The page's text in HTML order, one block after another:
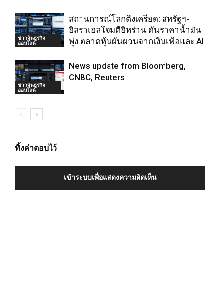
ข่าวหุ้นธุรกิจ
ออนไลน์
สถานการณ์โลกตึงเครียด: สหรัฐฯ-
อิสราเอลโจมตีอิหร่าน ดันราคาน้ำมัน
พุ่ง ตลาดหุ้นผันผวนจากเงินเฟ้อและ AI
ข่าวหุ้นธุรกิจ
ออนไลน์
News update from Bloomberg,
CNBC, Reuters
ทิ้งคำตอบไว้
เข้าระบบเพื่อแสดงความคิดเห็น